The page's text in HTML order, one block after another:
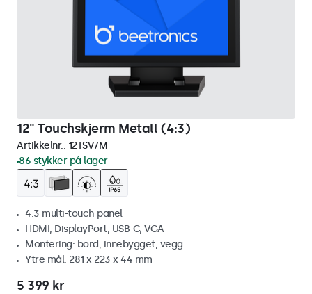
12" Touchskjerm Metall (4:3)
Artikkelnr.: 12TSV7M
86 stykker på lager
4:3 multi-touch panel
HDMI, DisplayPort, USB-C, VGA
Montering: bord, innebygget, vegg
Ytre mål: 281 x 223 x 44 mm
5 399 kr